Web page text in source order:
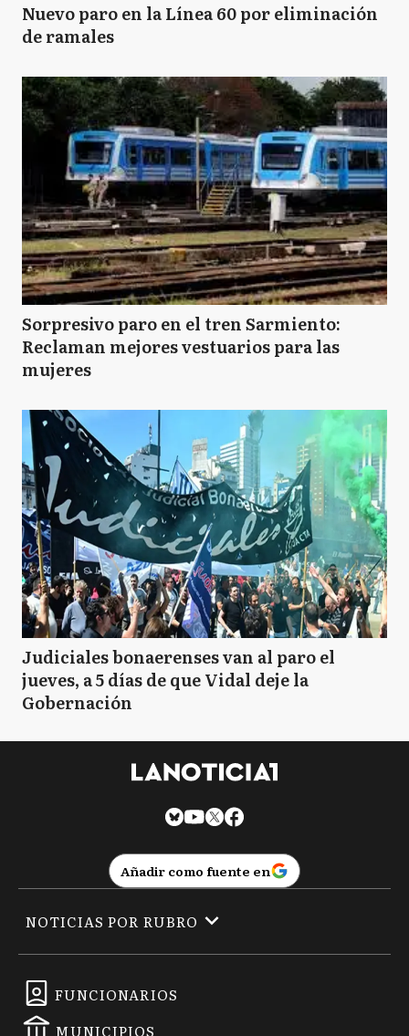
Nuevo paro en la Línea 60 por eliminación
de ramales
Sorpresivo paro en el tren Sarmiento:
Reclaman mejores vestuarios para las
mujeres
Judiciales bonaerenses van al paro el
jueves, a 5 días de que Vidal deje la
Gobernación
Añadir como fuente en
FUNCIONARIOS
MUNICIPIOS
NOTICIAS POR RUBRO